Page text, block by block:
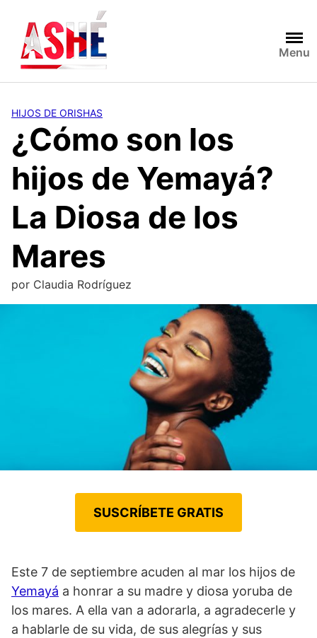
contenido
Menu
HIJOS DE ORISHAS
¿Cómo son los
hijos de Yemayá?
La Diosa de los
Mares
por Claudia Rodríguez
SUSCRÍBETE GRATIS
Este 7 de septiembre acuden al mar los hijos de
Yemayá a honrar a su madre y diosa yoruba de
los mares. A ella van a adorarla, a agradecerle y
a hablarle de su vida, de sus alegrías y sus